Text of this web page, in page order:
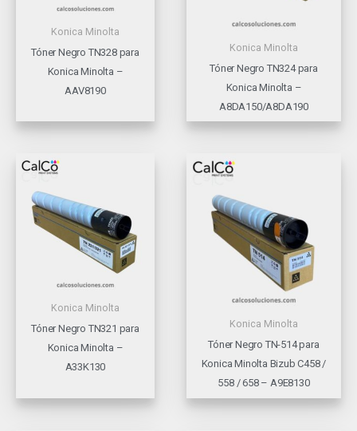
Konica Minolta
Tóner Negro TN328 para
Konica Minolta –
AAV8190
Konica Minolta
Tóner Negro TN324 para
Konica Minolta –
A8DA150/A8DA190
Konica Minolta
Tóner Negro TN321 para
Konica Minolta –
A33K130
Konica Minolta
Tóner Negro TN-514 para
Konica Minolta Bizub C458 /
558 / 658 – A9E8130